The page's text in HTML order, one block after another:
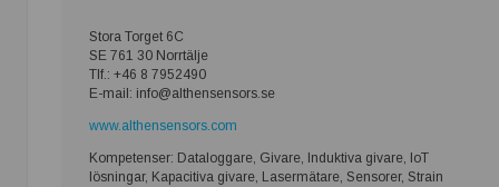
Stora Torget 6C
SE 761 30 Norrtälje
Tlf.: +46 8 7952490
E-mail: info@althensensors.se
www.althensensors.com
Kompetenser: Dataloggare, Givare, Induktiva givare, IoT
lösningar, Kapacitiva givare, Lasermätare, Sensorer, Strain